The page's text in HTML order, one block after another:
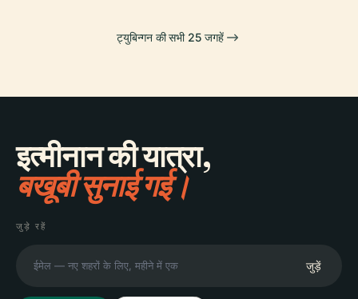
ट्युबिन्गन की सभी 25 जगहें
इत्मीनान की यात्रा,
बखूबी सुनाई गई।
जुड़े रहें
जुड़ें